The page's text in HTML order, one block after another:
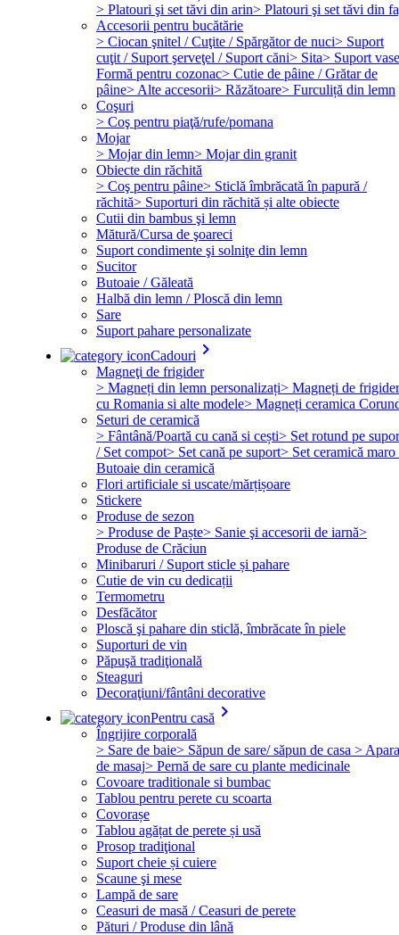
> Platouri şi set tăvi din arin> Platouri şi set tăvi din
Accesorii pentru bucătărie
> Ciocan şnitel / Cuţite / Spărgător de nuci> Suport
cuţit / Suport şerveţel / Suport căni> Sita> Suport vase
Formă pentru cozonac> Cutie de pâine / Grătar de
pâine> Alte accesorii> Răzătoare> Furculiță din lemn
Coşuri
> Coş pentru piaţă/rufe/pomana
Mojar
> Mojar din lemn> Mojar din granit
Obiecte din răchită
> Coş pentru pâine> Sticlă îmbrăcată în papură /
răchită> Suporturi din răchită și alte obiecte
Cutii din bambus şi lemn
Mătură/Cursa de şoareci
Suport condimente şi solniţe din lemn
Sucitor
Butoaie / Găleată
Halbă din lemn / Ploscă din lemn
Sare
Suport pahare personalizate
Cadouri keyboard_arrow_right
Magneţi de frigider
> Magneți din lemn personalizați> Magneți de frigider
cu Romania si alte modele> Magneți ceramica
Seturi de ceramică
> Fântână/Poartă cu cană si cești> Set rotund pe
/ Set compot> Set cană pe suport> Set ceramică maro
Butoaie din ceramică
Flori artificiale si uscate/mărțișoare
Stickere
Produse de sezon
> Produse de Paște> Sanie şi accesorii de iarnă>
Produse de Crăciun
Minibaruri / Suport sticle și pahare
Cutie de vin cu dedicații
Termometru
Desfăcător
Ploscă şi pahare din sticlă, îmbrăcate în piele
Suporturi de vin
Păpuşă tradiţională
Steaguri
Decoraţiuni/fântâni decorative
Pentru casă keyboard_arrow_right
Îngrijire corporală
> Sare de baie> Săpun de sare/ săpun de casa >
de masaj> Pernă de sare cu plante medicinale
Covoare traditionale si bumbac
Tablou pentru perete cu scoarta
Covorașe
Tablou agățat de perete și usă
Prosop tradiţional
Suport cheie și cuiere
Scaune şi mese
Lampă de sare
Ceasuri de masă / Ceasuri de perete
Pături / Produse din lână